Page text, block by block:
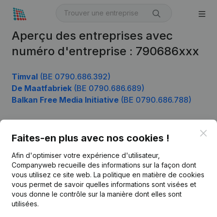
Aperçu des entreprises avec
numéro d'entreprise : 790686xxx
Timval (BE 0790.686.392)
De Maatfabriek (BE 0790.686.689)
Balkan Free Media Initiative (BE 0790.686.788)
Faites-en plus avec nos cookies !
Afin d'optimiser votre expérience d'utilisateur,
Companyweb recueille des informations sur la façon dont
vous utilisez ce site web. La politique en matière de cookies
vous permet de savoir quelles informations sont visées et
vous donne le contrôle sur la manière dont elles sont
utilisées.
Français
Kantorenpark Everest
Produit
Informations d’entreprise
Monitoring
Recherche internationale